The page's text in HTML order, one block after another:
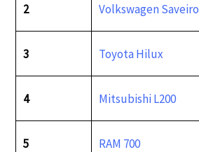
2 Volkswagen Saveiro
3 Toyota Hilux
4 Mitsubishi L200
5 RAM 700